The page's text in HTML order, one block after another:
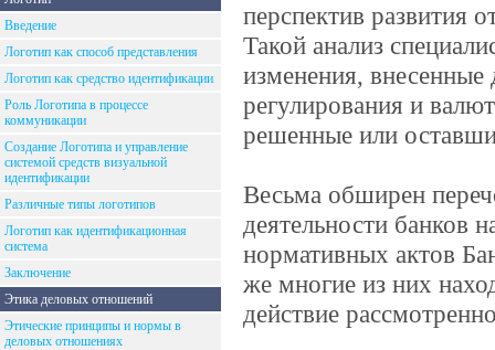
Введение
Логотип как способ представления
Логотип как средство идентификации
Роль Логотипа в процессе
коммуникации
Создание Логотипа и управление
системой средств визуальной
идентификации
Различные типы логотипов
Логотип как идентификационная
система
Заключение
Этика деловых отношений
Этические принципы и нормы в
деловых отношениях
перспектив развития
Такой анализ
изменения,
регулирования и
решенные или
Весьма обширен
деятельности банков
нормативных актов
же многие из них
действие